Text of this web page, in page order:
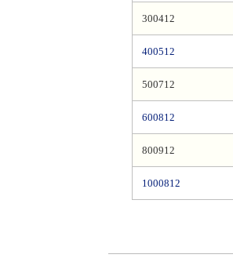
300412
400512
500712
600812
800912
1000812